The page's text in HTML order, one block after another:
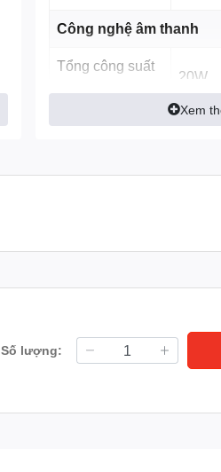
Công nghệ âm thanh
Tổng công suất
20W
Số lượng loa: 2 loa
USB: 1
ảnh, âm thanh:
HDMI
Xem
Số lượng: